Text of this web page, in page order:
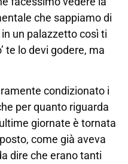
che sappiamo di
un palazzetto così ti
te lo devi godere, ma
condizionato i
per quanto riguarda
giornate è tornata
come già aveva
dire che erano tanti